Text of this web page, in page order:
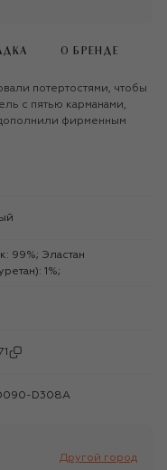
О БРЕНДЕ
потертостями, чтобы
с пятью карманами,
фирменным
1%;
D308A
Другой город